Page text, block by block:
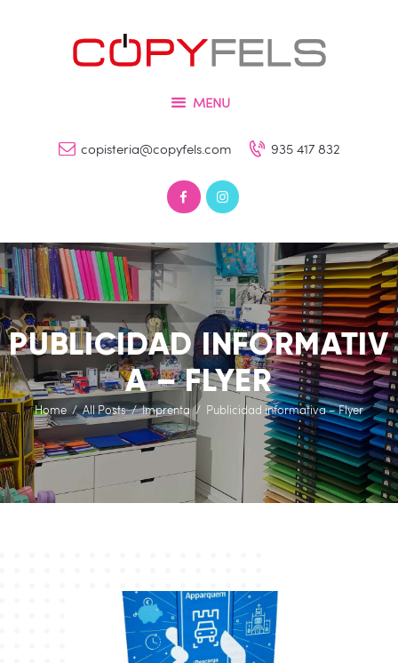
MENU
copisteria@copyfels.com 935 417 832
PUBLICIDAD INFORMATIV
A – FLYER
Home All Posts Imprenta Publicidad informativa – Flyer
COPYFELS
Imprenta – Copisteria – Papelería y Fotografía
Tienda
Contacto
0 productos
0,00 €